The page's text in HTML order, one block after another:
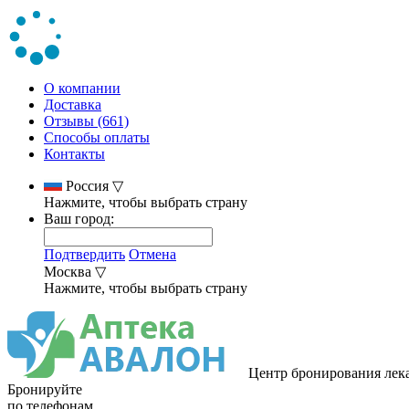
О компании
Доставка
Отзывы (661)
Способы оплаты
Контакты
Россия ▽
Нажмите, чтобы выбрать страну
Ваш город:
Подтвердить Отмена
Москва ▽
Нажмите, чтобы выбрать страну
Центр бронирования
Бронируйте
по телефонам